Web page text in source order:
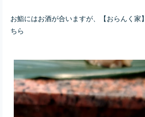
お鮨にはお酒が合いますが、【おらんく家
ちら